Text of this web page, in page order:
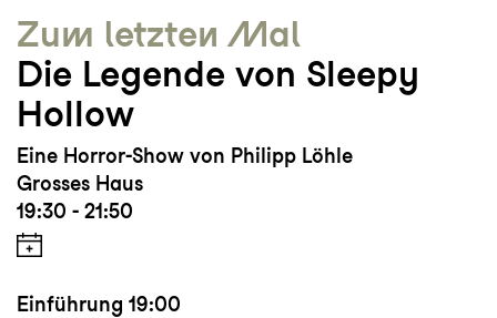
Zum letzten Mal
Die Legende von Sleepy
Hollow
Eine Horror-Show von Philipp Löhle
Grosses Haus
19:30 - 21:50
Einführung 19:00